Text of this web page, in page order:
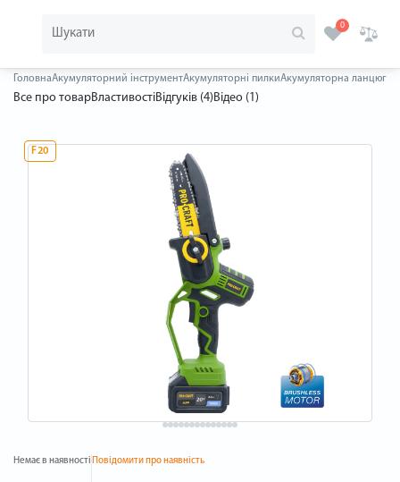
0
ГоловнаАкумуляторний інструментАкумуляторні пилкиАкумуляторна
Все про товарВластивостіВідгуків (4)Відео (1)
F20
Немає в наявності Повідомити про наявність